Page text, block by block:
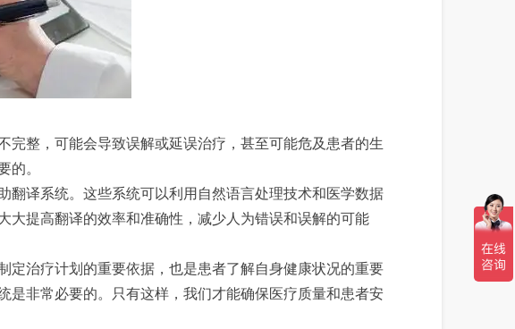
整，可能会导致误解或延误治疗，甚至可能危及患者的生
。
译系统。这些系统可以利用自然语言处理技术和医学数据
大提高翻译的效率和准确性，减少人为错误和误解的可能
治疗计划的重要依据，也是患者了解自身健康状况的重要
非常必要的。只有这样，我们才能确保医疗质量和患者安